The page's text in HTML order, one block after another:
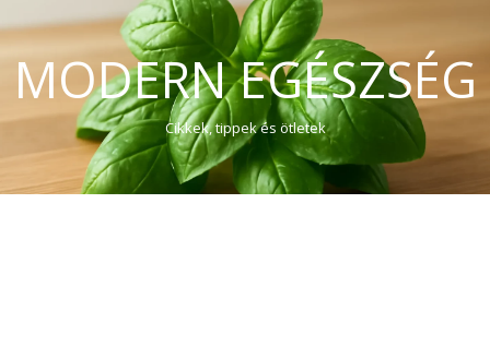
MODERN EGÉSZSÉG
Cikkek, tippek és ötletek